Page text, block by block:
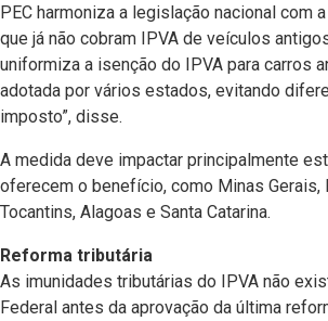
PEC harmoniza a legislação nacional com
que já não cobram IPVA de veículos
uniformiza a isenção do IPVA para carros
adotada por vários estados, evitando
imposto”, disse.
A medida deve impactar principalmente
oferecem o benefício, como Minas Gerais,
Tocantins, Alagoas e Santa Catarina.
Reforma tributária
As imunidades tributárias do IPVA não
Federal antes da aprovação da última